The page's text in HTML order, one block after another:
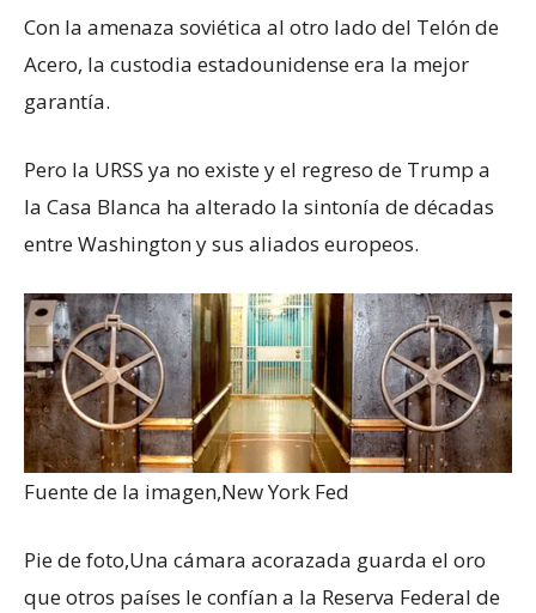
Con la amenaza soviética al otro lado del Telón de
Acero, la custodia estadounidense era la mejor
garantía.
Pero la URSS ya no existe y el regreso de Trump a
la Casa Blanca ha alterado la sintonía de décadas
entre Washington y sus aliados europeos.
Fuente de la imagen,New York Fed
Pie de foto,Una cámara acorazada guarda el oro
que otros países le confían a la Reserva Federal de